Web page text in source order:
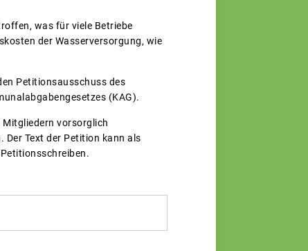
was für viele Betriebe
der Wasserversorgung, wie
Petitionsausschuss des
(KAG).
vorsorglich
Der Text der Petition kann als